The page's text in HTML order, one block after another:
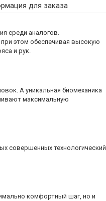
для заказа
среди аналогов.
этом обеспечивая высокую
и рук.
А уникальная биомеханика
максимальную
совершенных технологический
комфортный шаг, но и